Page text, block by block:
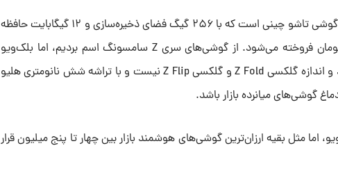
بلک‌ویو مدل Hero ۱۰ یک گوشی تاشو چینی است که با ۲۵۶ گیگ فضای ذخیره‌سازی و ۱۲ گیگابایت حافظه
موقت قریب ۳۰ میلیون تومان فروخته می‌شود. از گوشی‌های سری Z سامسونگ اسم بردیم، اما بلک‌ویو
مدل Hero ۱۰ انصافا در حد و اندازه گلکسی Z Fold و گلکسی Z Flip نیست و با تراشه شش نانومتری هلیو
مثل بقیه ارزان‌ترین گوشی‌های هوشمند بازار بین چهار تا پنج میلیون قرار